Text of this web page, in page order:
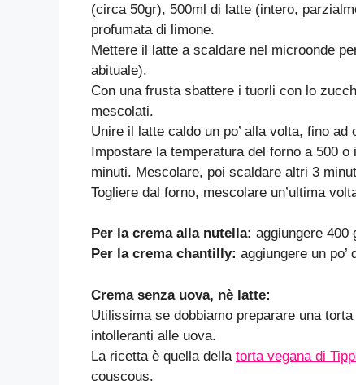
(circa 50gr), 500ml di latte (intero,
profumata di limone.
Mettere il latte a scaldare nel microonde
abituale).
Con una frusta sbattere i tuorli con lo
mescolati.
Unire il latte caldo un po’ alla volta, fino
Impostare la temperatura del forno a 500
minuti. Mescolare, poi scaldare altri 3
Togliere dal forno, mescolare un’ultima
Per la crema alla nutella: aggiungere 400
Per la crema chantilly: aggiungere un
Crema senza uova, nè latte:
Utilissima se dobbiamo preparare una
intolleranti alle uova.
La ricetta è quella della torta vegana di
couscous.